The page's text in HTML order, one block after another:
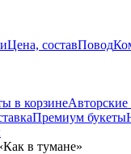
Цена, составПовод
в корзинеАвторские
Премиум букеты
в тумане»